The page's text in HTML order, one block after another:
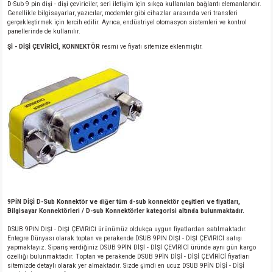
D-Sub 9 pin dişi - dişi çeviriciler, seri iletişim için sıkça kullanılan bağlantı elemanlarıdır.
Genellikle bilgisayarlar, yazıcılar, modemler gibi cihazlar arasında veri transferi
gerçekleştirmek için tercih edilir. Ayrıca, endüstriyel otomasyon sistemleri ve kontrol
panellerinde de kullanılır.
Şİ - DİŞİ ÇEVİRİCİ, KONNEKTÖR resmi ve fiyatı sitemize eklenmiştir.
9PİN DİŞİ D-Sub Konnektör ve diğer tüm d-sub konnektör çeşitleri ve fiyatları,
Bilgisayar Konnektörleri / D-sub Konnektörler kategorisi altında bulunmaktadır.
DSUB 9PİN DİŞİ - DİŞİ ÇEVİRİCİ ürünümüz oldukça uygun fiyatlardan satılmaktadır.
Entegre Dünyası olarak toptan ve perakende DSUB 9PİN DİŞİ - DİŞİ ÇEVİRİCİ satışı
yapmaktayız. Sipariş verdiğiniz DSUB 9PİN DİŞİ - DİŞİ ÇEVİRİCİ üründe aynı gün kargo
özelliği bulunmaktadır. Toptan ve perakende DSUB 9PİN DİŞİ - DİŞİ ÇEVİRİCİ fiyatları
sitemizde detaylı olarak yer almaktadır. Sizde şimdi en ucuz DSUB 9PİN DİŞİ - DİŞİ